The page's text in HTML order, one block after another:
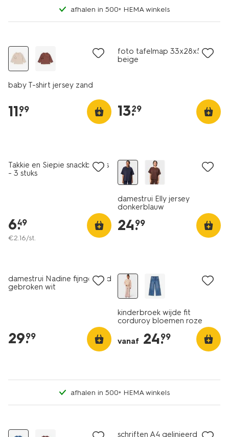
afhalen in 500+ HEMA winkels
baby T-shirt jersey zand
11.
99
foto tafelmap 33x28x5cm
beige
13.
29
Takkie en Siepie snackboxjes
- 3 stuks
6.
49
€2.16/st.
damestrui Elly jersey
donkerblauw
24.
99
damestrui Nadine fijngebreid
gebroken wit
29.
99
kinderbroek wijde fit
corduroy bloemen roze
vanaf 24.
99
afhalen in 500+ HEMA winkels
schriften A4 gelinieerd